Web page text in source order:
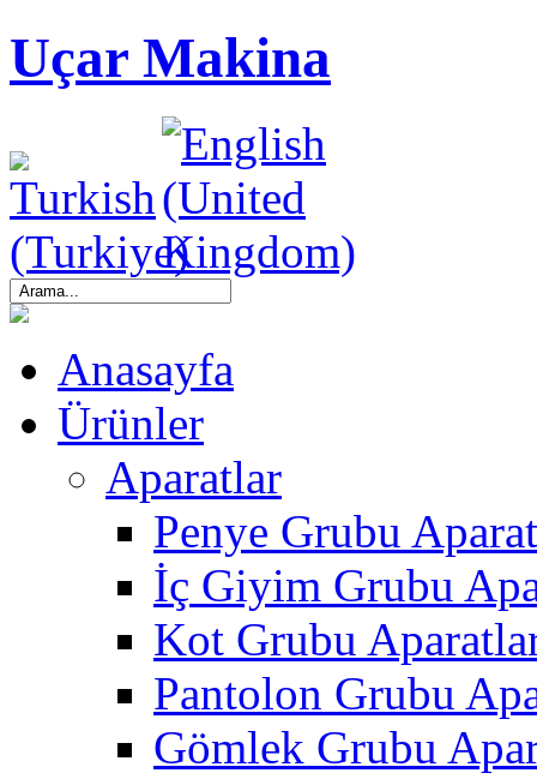
Uçar Makina
Anasayfa
Ürünler
Aparatlar
Penye Grubu
İç Giyim Grubu
Kot Grubu
Pantolon Grubu
Gömlek Grubu